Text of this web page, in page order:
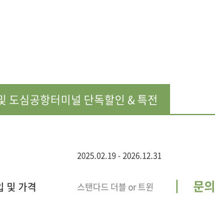
도심공항터미널 단독할인 & 특전
2025.02.19 - 2026.12.31
및 가격
스탠다드 더블 or 트윈
문의